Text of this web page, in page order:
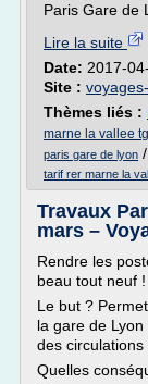
Paris Gare de
Lire la suite
Date: 2017-
Site :
Thèmes liés :
marne la vallee
paris gare de lyon /
tarif rer marne la
Travaux
mars –
Rendre les
beau tout neuf !
Le but ?
la gare de
des circulations
Quelles